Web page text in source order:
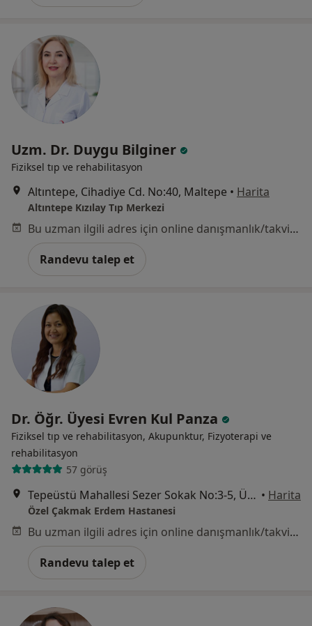
Uzm. Dr. Duygu Bilginer
Fiziksel tıp ve rehabilitasyon
Altıntepe, Cihadiye Cd. No:40, Maltepe • Harita
Altıntepe Kızılay Tıp Merkezi
Bu uzman ilgili adres için online danışmanlık/takvim sunmuyor.
Randevu talep et
Dr. Öğr. Üyesi Evren Kul Panza
Fiziksel tıp ve rehabilitasyon, Akupunktur, Fizyoterapi ve
rehabilitasyon
57 görüş
Tepeüstü Mahallesi Sezer Sokak No:3-5, Ümraniye • Harita
Özel Çakmak Erdem Hastanesi
Bu uzman ilgili adres için online danışmanlık/takvim sunmuyor.
Randevu talep et